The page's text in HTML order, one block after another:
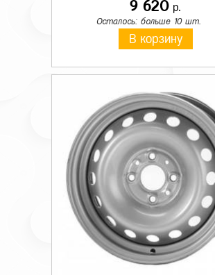
9 620 р.
Осталось: больше 10 шт.
В корзину